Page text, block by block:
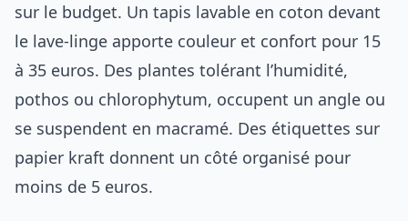
sur le budget. Un tapis lavable en coton devant
le lave-linge apporte couleur et confort pour 15
à 35 euros. Des plantes tolérant l’humidité,
pothos ou chlorophytum, occupent un angle ou
se suspendent en macramé. Des étiquettes sur
papier kraft donnent un côté organisé pour
moins de 5 euros.